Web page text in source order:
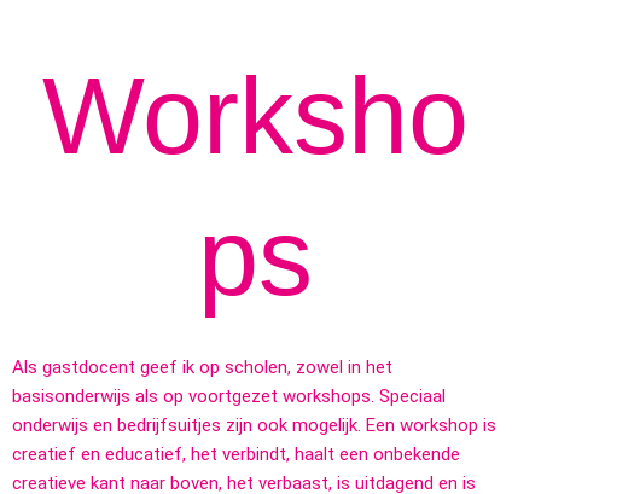
Worksho
ps
Als gastdocent geef ik op scholen, zowel in het
basisonderwijs als op voortgezet workshops. Speciaal
onderwijs en bedrijfsuitjes zijn ook mogelijk. Een workshop is
creatief en educatief, het verbindt, haalt een onbekende
creatieve kant naar boven, het verbaast, is uitdagend en is